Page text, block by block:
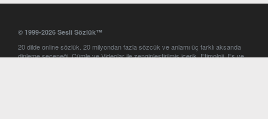
© 1999-2026 Sesli Sözlük™
20 dilde online sözlük. 20 milyondan fazla sözcük ve anlamı üç farklı aksanda
dinleme seçeneği. Cümle ve Videolar ile zenginleştirilmiş içerik. Etimoloji, Eş ve